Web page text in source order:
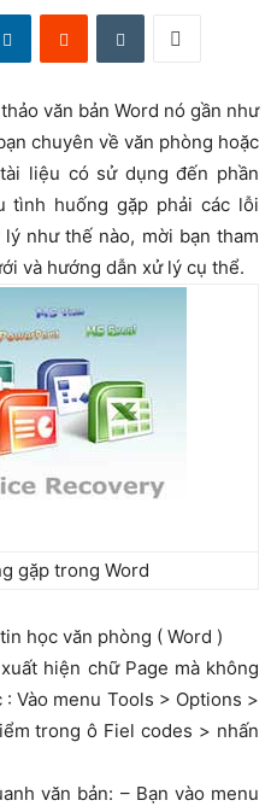
văn bản Word nó gần như
chuyên về văn phòng hoặc
liệu có sử dụng đến phần
tình huống gặp phải các lỗi
như thế nào, mời bạn tham
và hướng dẫn xử lý cụ thể.
gặp trong Word
học văn phòng ( Word )
hiện chữ Page mà không
Vào menu Tools > Options >
trong ô Fiel codes > nhấn
văn bản: – Bạn vào menu